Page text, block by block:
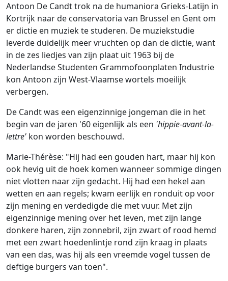
Antoon De Candt trok na de humaniora Grieks-Latijn in
Kortrijk naar de conservatoria van Brussel en Gent om
er dictie en muziek te studeren. De muziekstudie
leverde duidelijk meer vruchten op dan de dictie, want
in de zes liedjes van zijn plaat uit 1963 bij de
Nederlandse Studenten Grammofoonplaten Industrie
kon Antoon zijn West-Vlaamse wortels moeilijk
verbergen.
De Candt was een eigenzinnige jongeman die in het
begin van de jaren '60 eigenlijk als een 'hippie-avant-la-
lettre' kon worden beschouwd.
Marie-Thérèse: "Hij had een gouden hart, maar hij kon
ook hevig uit de hoek komen wanneer sommige dingen
niet vlotten naar zijn gedacht. Hij had een hekel aan
wetten en aan regels; kwam eerlijk en ronduit op voor
zijn mening en verdedigde die met vuur. Met zijn
eigenzinnige mening over het leven, met zijn lange
donkere haren, zijn zonnebril, zijn zwart of rood hemd
met een zwart hoedenlintje rond zijn kraag in plaats
van een das, was hij als een vreemde vogel tussen de
deftige burgers van toen".